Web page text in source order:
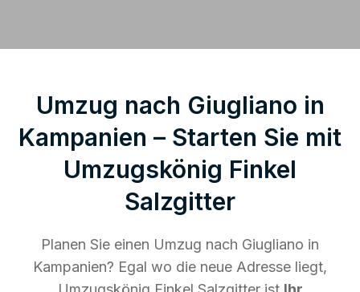
Umzug nach Giugliano in
Kampanien – Starten Sie mit
Umzugskönig Finkel
Salzgitter
Planen Sie einen Umzug nach Giugliano in
Kampanien? Egal wo die neue Adresse liegt,